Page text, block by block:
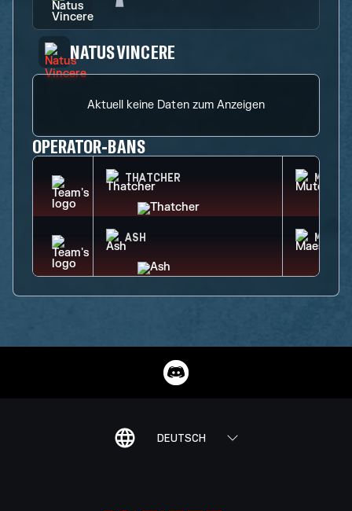
NATUS VINCERE
Aktuell keine Daten zum Anzeigen
OPERATOR-BANS
THATCHER MUTE
ASH
DEUTSCH